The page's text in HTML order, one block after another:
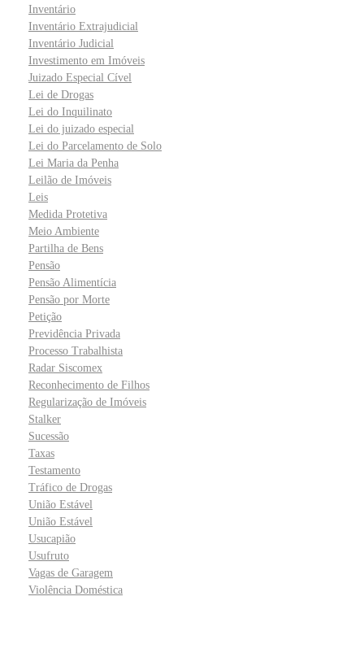
Inventário
Inventário Extrajudicial
Inventário Judicial
Investimento em Imóveis
Juizado Especial Cível
Lei de Drogas
Lei do Inquilinato
Lei do juizado especial
Lei do Parcelamento de Solo
Lei Maria da Penha
Leilão de Imóveis
Leis
Medida Protetiva
Meio Ambiente
Partilha de Bens
Pensão
Pensão Alimentícia
Pensão por Morte
Petição
Previdência Privada
Processo Trabalhista
Radar Siscomex
Reconhecimento de Filhos
Regularização de Imóveis
Stalker
Sucessão
Taxas
Testamento
Tráfico de Drogas
União Estável
União Estável
Usucapião
Usufruto
Vagas de Garagem
Violência Doméstica